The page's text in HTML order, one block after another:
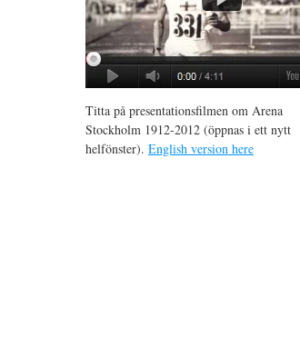
Titta på presentationsfilmen om Arena
Stockholm 1912-2012 (öppnas i ett nytt
helfönster). English version here